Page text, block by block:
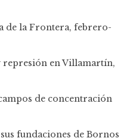
de la Frontera, febrero-
represión en Villamartín,
de concentración
fundaciones de Bornos